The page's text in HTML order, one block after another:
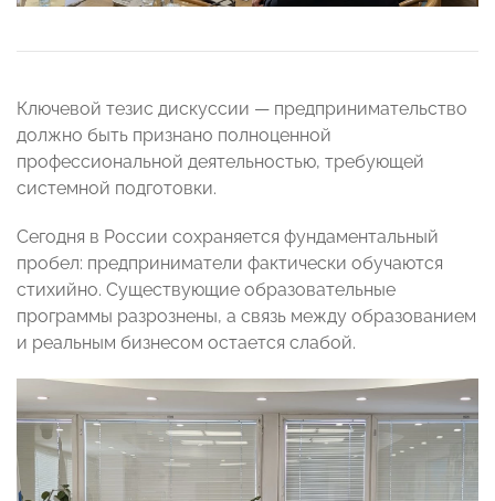
Ключевой тезис дискуссии — предпринимательство
должно быть признано полноценной
профессиональной деятельностью, требующей
системной подготовки.
Сегодня в России сохраняется фундаментальный
пробел: предприниматели фактически обучаются
стихийно. Существующие образовательные
программы разрознены, а связь между образованием
и реальным бизнесом остается слабой.